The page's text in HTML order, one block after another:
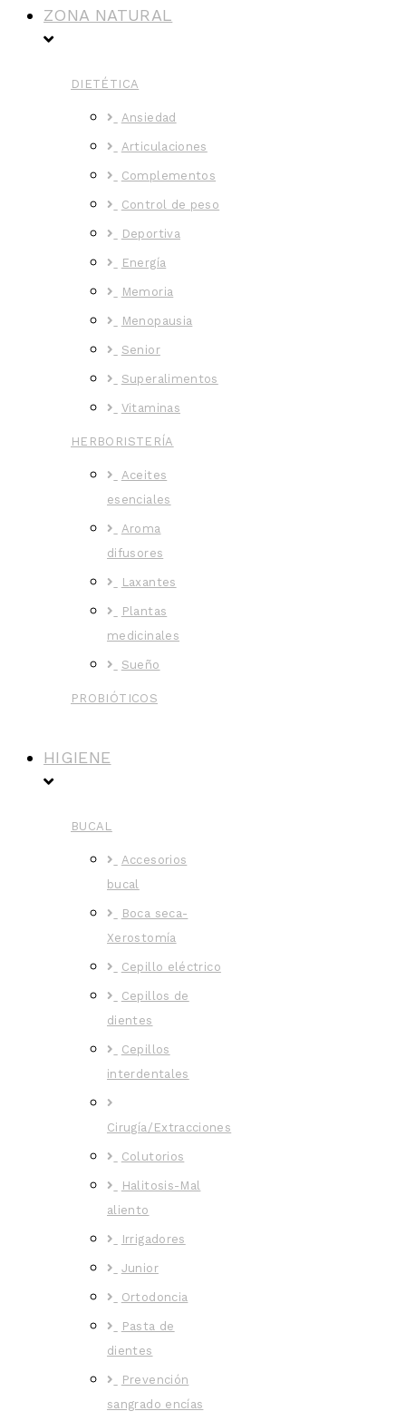
ZONA NATURAL
DIETÉTICA
Ansiedad
Articulaciones
Complementos
Control de peso
Deportiva
Energía
Memoria
Menopausia
Senior
Superalimentos
Vitaminas
HERBORISTERÍA
Aceites
esenciales
Aroma
difusores
Laxantes
Plantas
medicinales
Sueño
PROBIÓTICOS
HIGIENE
BUCAL
Accesorios
bucal
Boca seca-
Xerostomía
Cepillo eléctrico
Cepillos de
dientes
Cepillos
interdentales
Cirugía/Extracciones
Colutorios
Halitosis-Mal
aliento
Irrigadores
Junior
Ortodoncia
Pasta de
dientes
Prevención
sangrado encías